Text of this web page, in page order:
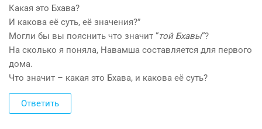
Какая это Бхава?
И какова её суть, её значения?”
Могли бы вы пояснить что значит “той Бхавы“?
На сколько я поняла, Навамша составляется для первого
дома.
Что значит – какая это Бхава, и какова её суть?
Ответить